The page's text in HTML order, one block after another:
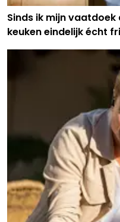
Sinds ik mijn vaatdoek
keuken eindelijk écht